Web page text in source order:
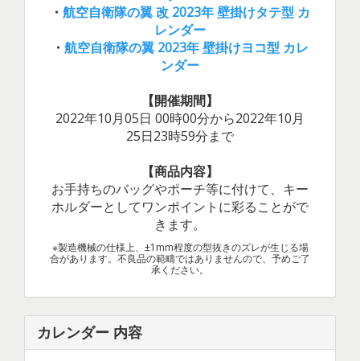
・ 航空自衛隊の翼 改 2023年 壁掛けタテ型 カ
レンダー
・ 航空自衛隊の翼 2023年 壁掛けヨコ型 カレ
ンダー
【開催期間】
2022年10月05日 00時00分から2022年10月
25日23時59分まで
【商品内容】
お手持ちのバッグやポーチ等に付けて、キー
ホルダーとしてワンポイントに彩ることがで
きます。
※製造機械の仕様上、±1mm程度の型抜きのズレが生じる場
合があります。不良品の範疇ではありませんので、予めご了
承ください。
カレンダー 内容